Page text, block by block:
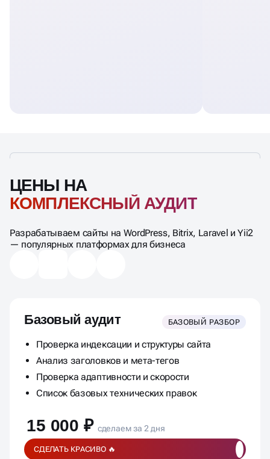
ЦЕНЫ НА
Разрабатываем сайты на WordPress, Bitrix, Laravel и Yii2
Базовый аудит БАЗОВЫЙ РАЗБОР
Проверка индексации и структуры сайта
Анализ заголовков и мета-тегов
Проверка адаптивности и скорости
15 000 ₽ сделаем за 2 дня